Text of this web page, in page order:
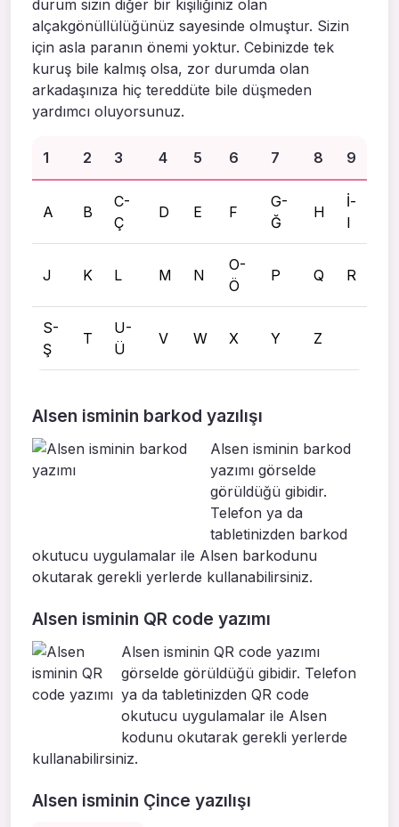
durum sizin diğer bir kişiliğiniz olan
alçakgönüllülüğünüz sayesinde olmuştur. Sizin
için asla paranın önemi yoktur. Cebinizde tek
kuruş bile kalmış olsa, zor durumda olan
arkadaşınıza hiç tereddüte bile düşmeden
yardımcı oluyorsunuz.
1 2 3 4 5 6 7 8 9
A B
C-
Ç
D E F
G-
Ğ
H
İ-
I
J K L M N
O-
Ö
P Q R
S-
Ş
T
U-
Ü
V W X Y Z
Alsen isminin barkod yazılışı
Alsen isminin barkod
yazımı görselde
görüldüğü gibidir.
Telefon ya da
tabletinizden barkod
okutucu uygulamalar ile Alsen barkodunu
okutarak gerekli yerlerde kullanabilirsiniz.
Alsen isminin QR code yazımı
Alsen isminin QR code yazımı
görselde görüldüğü gibidir. Telefon
ya da tabletinizden QR code
okutucu uygulamalar ile Alsen
kodunu okutarak gerekli yerlerde
kullanabilirsiniz.
Alsen isminin Çince yazılışı